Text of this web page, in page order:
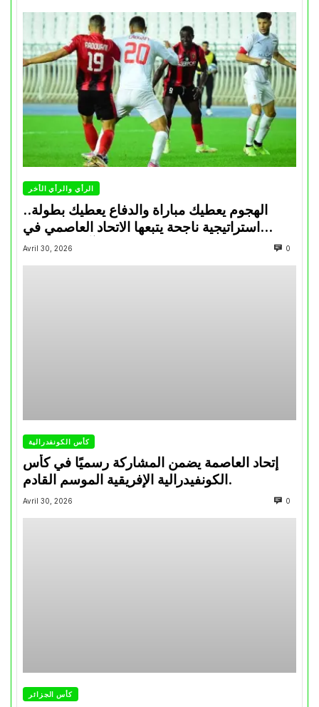
الرأي والرأي الأخر
الهجوم يعطيك مباراة والدفاع يعطيك بطولة..
استراتيجية ناجحة يتبعها الاتحاد العاصمي في
تتويجاته آخر السنوات
Avril 30, 2026 0
كأس الكونفدرالية
إتحاد العاصمة يضمن المشاركة رسميًا في كأس
الكونفيدرالية الإفريقية الموسم القادم.
Avril 30, 2026 0
كأس الجزائر